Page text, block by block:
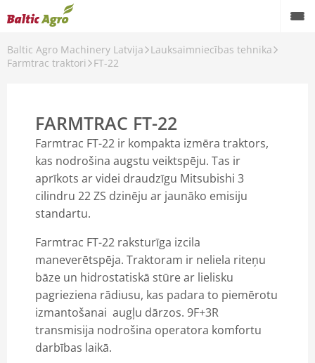
Baltic Agro Machinery Latvija
Lauksaimniecības tehnika
Farmtrac traktori
FT-22
FARMTRAC FT-22
Farmtrac FT-22 ir kompakta izmēra traktors,
kas nodrošina augstu veiktspēju. Tas ir
aprīkots ar videi draudzīgu Mitsubishi 3
cilindru 22 ZS dzinēju ar jaunāko emisiju
standartu.
Farmtrac FT-22 raksturīga izcila
maneverētspēja. Traktoram ir neliela riteņu
bāze un hidrostatiskā stūre ar lielisku
pagrieziena rādiusu, kas padara to piemērotu
izmantošanai augļu dārzos. 9F+3R
transmisija nodrošina operatora komfortu
darbības laikā.
Atpakaļ
HORSCH
Fliegl
SICMA pļaujmašīnas un augsnes apstrādes agregāti
Spearhead pļaujmašīnas
VM LOADER RITEŅIEKRĀVĒJI
TRIMBLE